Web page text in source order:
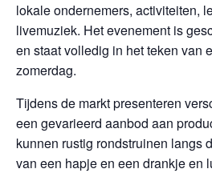
lokale ondernemers, activiteiten,
livemuziek. Het evenement is
en staat volledig in het teken van
zomerdag.
Tijdens de markt presenteren
een gevarieerd aanbod aan
kunnen rustig rondstruinen langs
van een hapje en een drankje en